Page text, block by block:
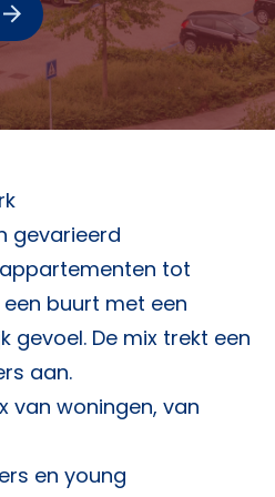
gevarieerd
tot
buurt met een
gevoel. De mix trekt een
aan.
van woningen, van
en young